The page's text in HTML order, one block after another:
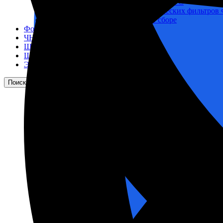
Корпусы гидравлических фильтров ФГС
Фильтрующие элементы гидравлических
Фильтры гидравлические ФГС в сборе
Фонари
ЧН 25/34
Шкода 6S-160
Шкода-275
Электродвигатели
Поиск